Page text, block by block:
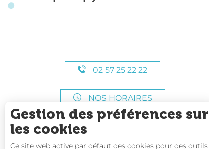
02 57 25 22 22
NOS HORAIRES
Gestion des préférences sur
les cookies
Ce site web active par défaut des cookies pour des outils